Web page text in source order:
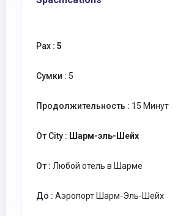
Pax : 5
Сумки : 5
Продолжительность : 15 Минут
От City : Шарм-эль-Шейх
От : Любой отель в Шарме
До : Аэропорт Шарм-Эль-Шейх